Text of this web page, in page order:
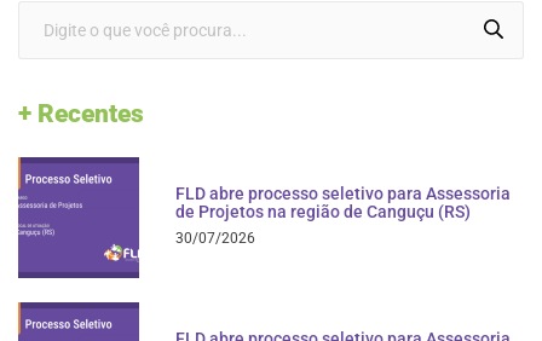
+ Recentes
FLD abre processo seletivo para Assessoria
de Projetos na região de Canguçu (RS)
30/07/2026